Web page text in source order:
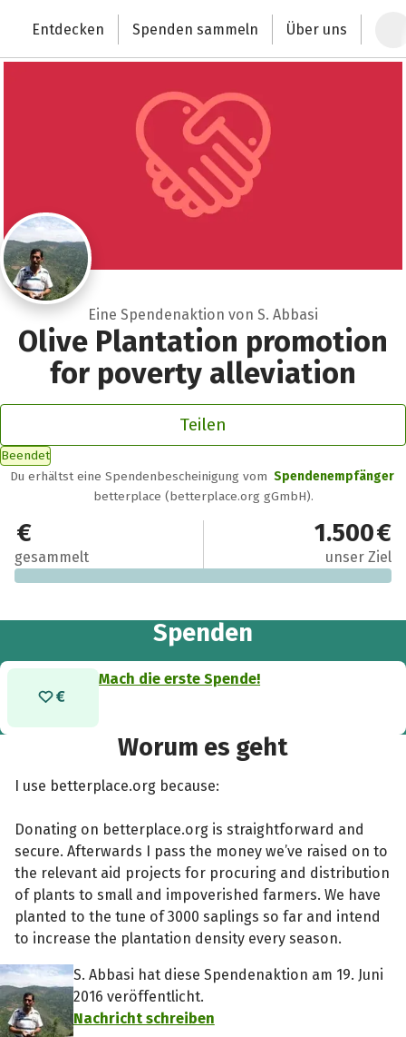
Deutschlands größte Spendenplattform
Entdecken Spenden sammeln Über uns
Eine Spendenaktion von S. Abbasi
Olive Plantation promotion
for poverty alleviation
Teilen
Beendet
Du erhältst eine Spendenbescheinigung vom Spendenempfänger
betterplace (betterplace.org gGmbH).
0 €
gesammelt
1.500 €
unser Ziel
Spenden
Mach die erste Spende!
Worum es geht
I use betterplace.org because:
Donating on betterplace.org is straightforward and
secure. Afterwards I pass the money we’ve raised on to
the relevant aid projects for procuring and distribution
of plants to small and impoverished farmers. We have
planted to the tune of 3000 saplings so far and intend
to increase the plantation density every season.
S. Abbasi hat diese Spendenaktion am 19. Juni
2016 veröffentlicht.
Nachricht schreiben